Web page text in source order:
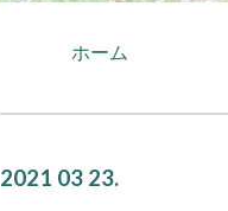
ホーム
2021 03 23.